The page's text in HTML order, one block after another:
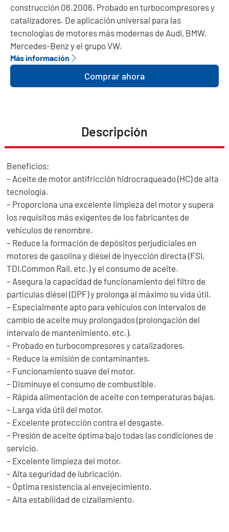
construcción 06.2006. Probado en turbocompresores y
catalizadores. De aplicación universal para las
tecnologías de motores más modernas de Audi, BMW,
Mercedes-Benz y el grupo VW.
Más información
Comprar ahora
Descripción
Beneficios;
– Aceite de motor antifricción hidrocraqueado (HC) de alta
tecnología.
– Proporciona una excelente limpieza del motor y supera
los requisitos más exigentes de los fabricantes de
vehículos de renombre.
– Reduce la formación de depósitos perjudiciales en
motores de gasolina y diésel de inyección directa (FSI,
TDI,Common Rail, etc.) y el consumo de aceite.
– Asegura la capacidad de funcionamiento del filtro de
partículas diésel (DPF) y prolonga al máximo su vida útil.
– Especialmente apto para vehículos con intervalos de
cambio de aceite muy prolongados (prolongación del
intervalo de mantenimiento, etc.).
– Probado en turbocompresores y catalizadores.
– Reduce la emisión de contaminantes.
– Funcionamiento suave del motor.
– Disminuye el consumo de combustible.
– Rápida alimentación de aceite con temperaturas bajas.
– Larga vida útil del motor.
– Excelente protección contra el desgaste.
– Presión de aceite óptima bajo todas las condiciones de
servicio.
– Excelente limpieza del motor.
– Alta seguridad de lubricación.
– Óptima resistencia al envejecimiento.
– Alta estabilidad de cizallamiento.